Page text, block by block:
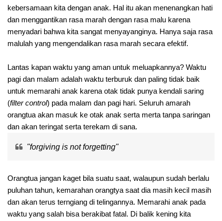
kebersamaan kita dengan anak. Hal itu akan menenangkan hati
dan menggantikan rasa marah dengan rasa malu karena
menyadari bahwa kita sangat menyayanginya. Hanya saja rasa
malulah yang mengendalikan rasa marah secara efektif.
Lantas kapan waktu yang aman untuk meluapkannya? Waktu
pagi dan malam adalah waktu terburuk dan paling tidak baik
untuk memarahi anak karena otak tidak punya kendali saring
(filter control) pada malam dan pagi hari. Seluruh amarah
orangtua akan masuk ke otak anak serta merta tanpa saringan
dan akan teringat serta terekam di sana.
"forgiving is not forgetting"
Orangtua jangan kaget bila suatu saat, walaupun sudah berlalu
puluhan tahun, kemarahan orangtya saat dia masih kecil masih
dan akan terus terngiang di telingannya. Memarahi anak pada
waktu yang salah bisa berakibat fatal. Di balik kening kita